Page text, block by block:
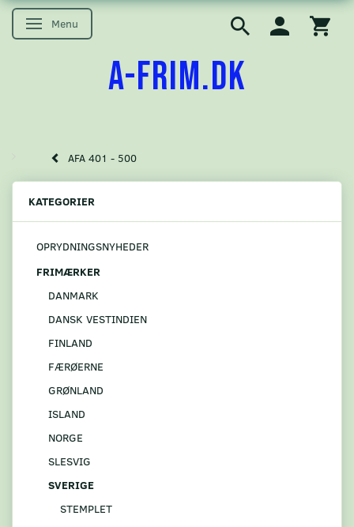
Skifte navigation
Menu
A-FRIM.DK
AFA 401 - 500
KATEGORIER
OPRYDNINGSNYHEDER
FRIMÆRKER
DANMARK
DANSK VESTINDIEN
FINLAND
FÆRØERNE
GRØNLAND
ISLAND
NORGE
SLESVIG
SVERIGE
STEMPLET